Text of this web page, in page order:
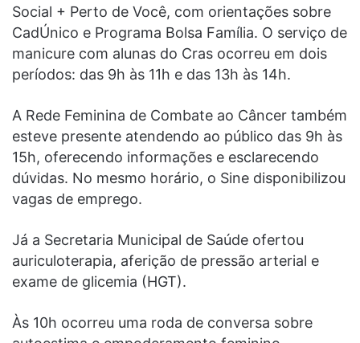
Social + Perto de Você, com orientações sobre
CadÚnico e Programa Bolsa Família. O serviço de
manicure com alunas do Cras ocorreu em dois
períodos: das 9h às 11h e das 13h às 14h.
A Rede Feminina de Combate ao Câncer também
esteve presente atendendo ao público das 9h às
15h, oferecendo informações e esclarecendo
dúvidas. No mesmo horário, o Sine disponibilizou
vagas de emprego.
Já a Secretaria Municipal de Saúde ofertou
auriculoterapia, aferição de pressão arterial e
exame de glicemia (HGT).
Às 10h ocorreu uma roda de conversa sobre